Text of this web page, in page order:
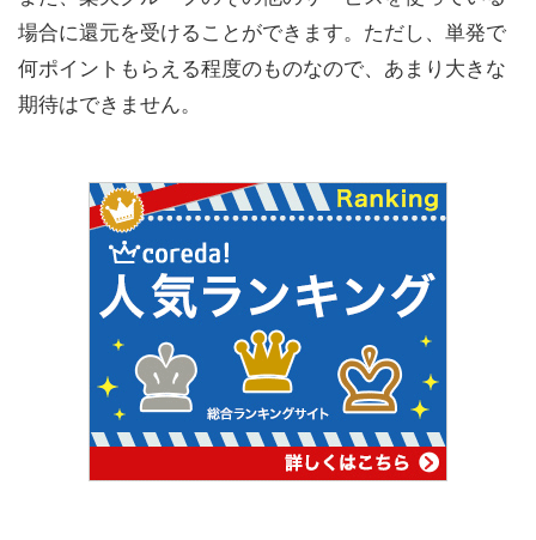
場合に還元を受けることができます。ただし、単発で
何ポイントもらえる程度のものなので、あまり大きな
期待はできません。